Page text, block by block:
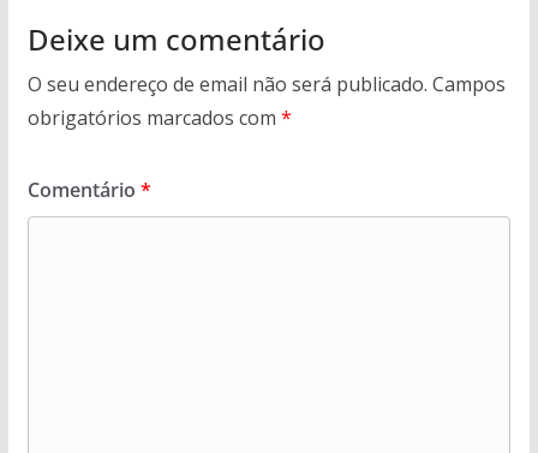
Deixe um comentário
O seu endereço de email não será publicado. Campos
obrigatórios marcados com *
Comentário *